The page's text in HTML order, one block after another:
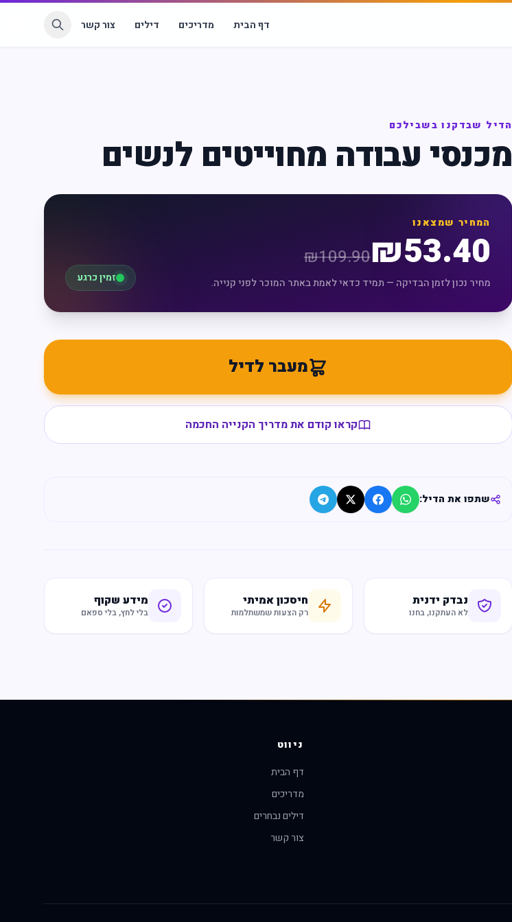
דף הבית מדריכים דילים צור קשר
הדיל שבדקנו בשבילכם
מכנסי עבודה מחוייטים לנשים
המחיר שמצאנו
₪53.40
₪109.90
מחיר נכון לזמן הבדיקה — תמיד כדאי לאמת באתר המוכר לפני קנייה. זמין כרגע
מעבר לדיל
קראו קודם את מדריך הקנייה החכמה
שתפו את הדיל:
נבדק ידנית
לא העתקנו, בחנו
חיסכון אמיתי
רק הצעות שמשתלמות
מידע שקוף
בלי לחץ, בלי ספאם
ניווט
דף הבית
מדריכים
דילים נבחרים
צור קשר